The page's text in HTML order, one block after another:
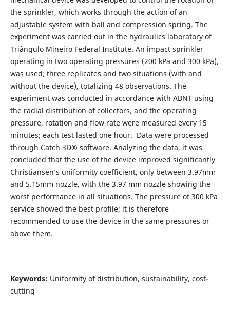
the sprinkler, which works through the action of an
adjustable system with ball and compression spring. The
experiment was carried out in the hydraulics laboratory of
Triângulo Mineiro Federal Institute. An impact sprinkler
operating in two operating pressures (200 kPa and 300 kPa),
was used; three replicates and two situations (with and
without the device), totalizing 48 observations. The
experiment was conducted in accordance with ABNT using
the radial distribution of collectors, and the operating
pressure, rotation and flow rate were measured every 15
minutes; each test lasted one hour. Data were processed
through Catch 3D® software. Analyzing the data, it was
concluded that the use of the device improved significantly
Christiansen’s uniformity coefficient, only between 3.97mm
and 5.15mm nozzle, with the 3.97 mm nozzle showing the
worst performance in all situations. The pressure of 300 kPa
service showed the best profile; it is therefore
recommended to use the device in the same pressures or
above them.
Keywords: Uniformity of distribution, sustainability, cost-
cutting